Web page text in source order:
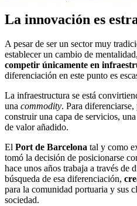
La innovación es
A pesar de ser un sector muy
establecer un cambio de
competir únicamente en
diferenciación en este punto es
La infraestructura se está
una commodity. Para
construir una capa de servicios,
de valor añadido.
El Port de Barcelona tal y como
tomó la decisión de posicionarse
hace unos años trabaja a través de
búsqueda de esa diferenciación,
para la comunidad portuaria y sus
sociedad.